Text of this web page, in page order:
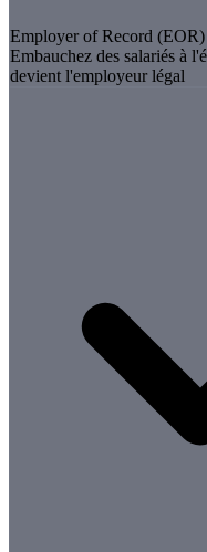
Employer of Record (EOR)
Embauchez des salariés à
devient l'employeur légal